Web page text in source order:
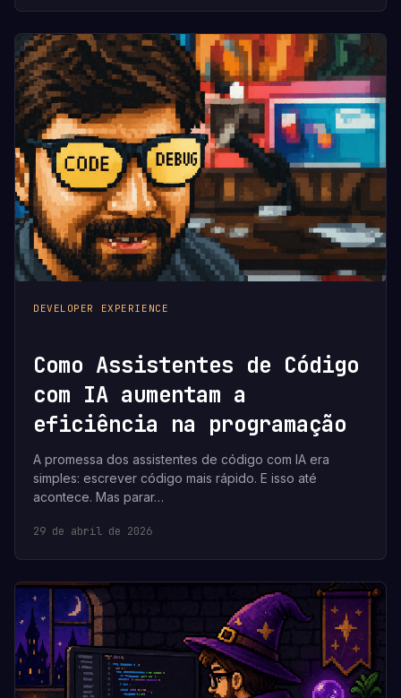
DEVELOPER EXPERIENCE
Como Assistentes de Código
com IA aumentam a
eficiência na programação
A promessa dos assistentes de código com IA era
simples: escrever código mais rápido. E isso até
acontece. Mas parar…
29 de abril de 2026